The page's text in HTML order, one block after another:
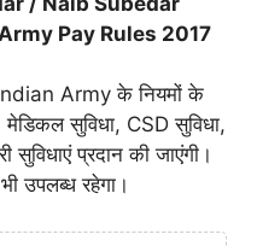
Pay Rules 2017
Indian Army के नियमों के
सुविधा, CSD सुविधा,
प्रदान की जाएंगी।
उपलब्ध रहेगा।